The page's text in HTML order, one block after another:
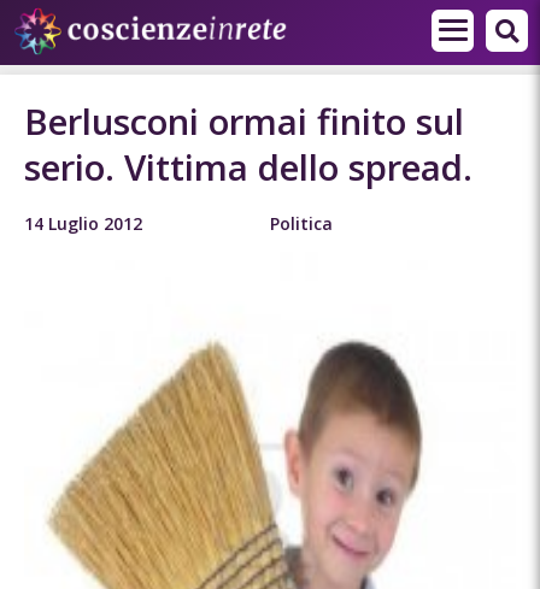
Berlusconi ormai finito sul
serio. Vittima dello spread.
14 Luglio 2012 Politica